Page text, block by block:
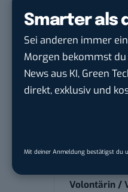
Smarter als
Sei anderen immer
Morgen bekommst
News aus KI, Green
direkt, exklusiv und
Mit deiner Anmeldung bestätigst du
trendtours
Mitarbeiter
Engagement
BBBank eG in
Bosch Gruppe
Volontärin /